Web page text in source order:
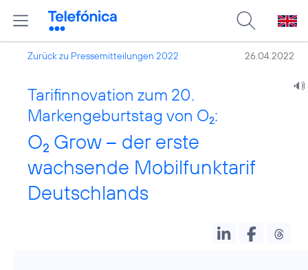
Zurück zu Pressemitteilungen 2022 26.04.2022
Tarifinnovation zum 20.
Markengeburtstag von O2:
O2 Grow – der erste
wachsende Mobilfunktarif
Deutschlands